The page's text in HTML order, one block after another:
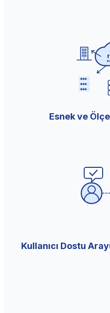
Esnek ve
Kullanıcı Dostu